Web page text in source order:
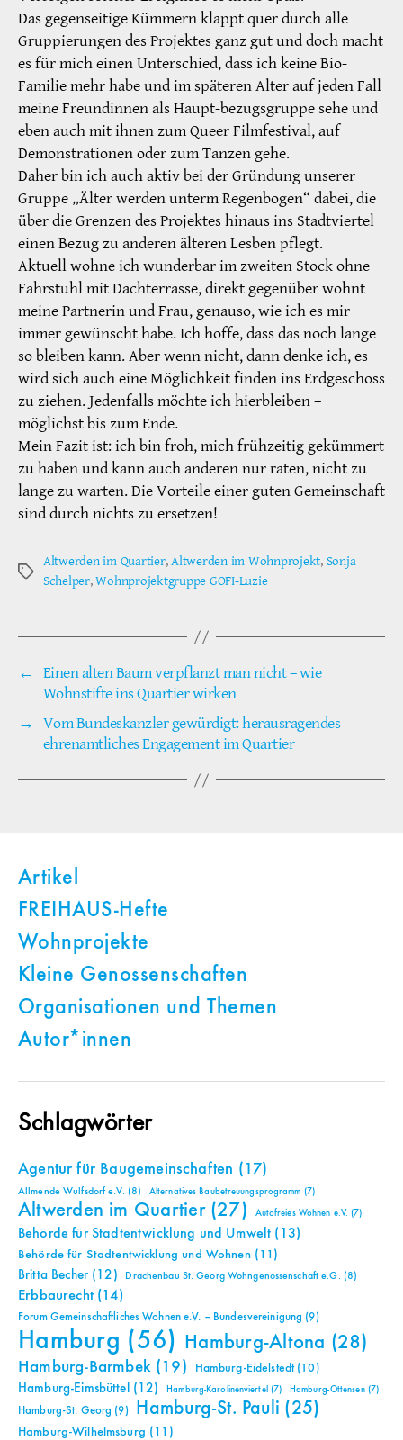
Das gegenseitige Kümmern klappt quer durch alle
Gruppierungen des Projektes ganz gut und doch macht
es für mich einen Unterschied, dass ich keine Bio-
Familie mehr habe und im späteren Alter auf jeden Fall
meine Freundinnen als Haupt-bezugsgruppe sehe und
eben auch mit ihnen zum Queer Filmfestival, auf
Demonstrationen oder zum Tanzen gehe.
Daher bin ich auch aktiv bei der Gründung unserer
Gruppe „Älter werden unterm Regenbogen“ dabei, die
über die Grenzen des Projektes hinaus ins Stadtviertel
einen Bezug zu anderen älteren Lesben pflegt.
Aktuell wohne ich wunderbar im zweiten Stock ohne
Fahrstuhl mit Dachterrasse, direkt gegenüber wohnt
meine Partnerin und Frau, genauso, wie ich es mir
immer gewünscht habe. Ich hoffe, dass das noch lange
so bleiben kann. Aber wenn nicht, dann denke ich, es
wird sich auch eine Möglichkeit finden ins Erdgeschoss
zu ziehen. Jedenfalls möchte ich hierbleiben –
möglichst bis zum Ende.
Mein Fazit ist: ich bin froh, mich frühzeitig gekümmert
zu haben und kann auch anderen nur raten, nicht zu
lange zu warten. Die Vorteile einer guten Gemeinschaft
sind durch nichts zu ersetzen!
Schlagwörter
Altwerden im Quartier,Altwerden im Wohnprojekt, Sonja
Schelper,Wohnprojektgruppe GOFI-Luzie
← Einen alten Baum verpflanzt man nicht – wie
Wohnstifte ins Quartier wirken
→ Vom Bundeskanzler gewürdigt: herausragendes
ehrenamtliches Engagement im Quartier
Artikel
FREIHAUS-Hefte
Wohnprojekte
Kleine Genossenschaften
Organisationen und Themen
Autor*innen
Schlagwörter
Agentur für Baugemeinschaften (17)
Allmende Wulfsdorf e.V. (8) Alternatives Baubetreuungsprogramm (7)
Altwerden im Quartier(27) Autofreies Wohnen e.V. (7)
Behörde für Stadtentwicklung und Umwelt (13)
Behörde für Stadtentwicklung und Wohnen(11)
Britta Becher(12) Drachenbau St. Georg Wohngenossenschaft e.G. (8)
Erbbaurecht(14)
Forum Gemeinschaftliches Wohnen e.V. – Bundesvereinigung (9)
Hamburg (56) Hamburg-Altona (28)
Hamburg-Barmbek(19) Hamburg-Eidelstedt(10)
Hamburg-Eimsbüttel (12) Hamburg-Karolinenviertel (7) Hamburg-Ottensen(7)
Hamburg-St. Georg (9) Hamburg-St. Pauli (25)
Hamburg-Wilhelmsburg (11)